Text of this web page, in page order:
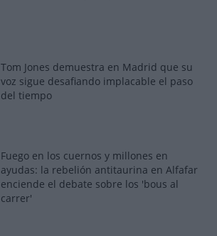
Tom Jones demuestra en Madrid que su
voz sigue desafiando implacable el paso
del tiempo
Fuego en los cuernos y millones en
ayudas: la rebelión antitaurina en Alfafar
enciende el debate sobre los 'bous al
carrer'